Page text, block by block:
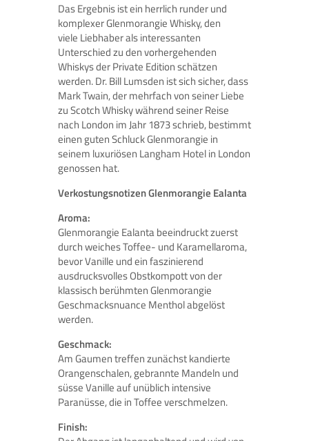
Das Ergebnis ist ein herrlich runder und
komplexer Glenmorangie Whisky, den
viele Liebhaber als interessanten
Unterschied zu den vorhergehenden
Whiskys der Private Edition schätzen
werden. Dr. Bill Lumsden ist sich sicher, dass
Mark Twain, der mehrfach von seiner Liebe
zu Scotch Whisky während seiner Reise
nach London im Jahr 1873 schrieb, bestimmt
einen guten Schluck Glenmorangie in
seinem luxuriösen Langham Hotel in London
genossen hat.
Verkostungsnotizen Glenmorangie Ealanta
Aroma:
Glenmorangie Ealanta beeindruckt zuerst
durch weiches Toffee- und Karamellaroma,
bevor Vanille und ein faszinierend
ausdrucksvolles Obstkompott von der
klassisch berühmten Glenmorangie
Geschmacksnuance Menthol abgelöst
werden.
Geschmack:
Am Gaumen treffen zunächst kandierte
Orangenschalen, gebrannte Mandeln und
süsse Vanille auf unüblich intensive
Paranüsse, die in Toffee verschmelzen.
Finish: